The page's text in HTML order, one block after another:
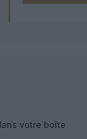
votre boîte